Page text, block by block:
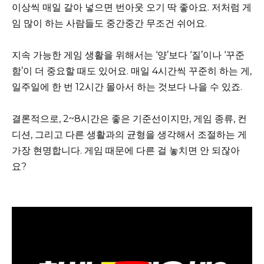
이상씩 매일 갈아 넣으면 번아웃 오기 딱 좋아요. 저처럼 게
임 많이 하는 사람들도 중간중간 무조건 쉬어요.
지속 가능한 게임 생활을 위해서는 ‘양’보다 ‘질’이나 ‘꾸준
함’이 더 중요할 때도 있어요. 매일 4시간씩 꾸준히 하는 게,
일주일에 한 번 12시간 몰아서 하는 것보다 나을 수 있죠.
결론적으로, 2~8시간은 좋은 기준선이지만, 게임 종류, 컨
디션, 그리고 다른 생활과의 균형을 생각해서 조절하는 게
가장 현명합니다. 게임 때문에 다른 걸 놓치면 안 되잖아
요?